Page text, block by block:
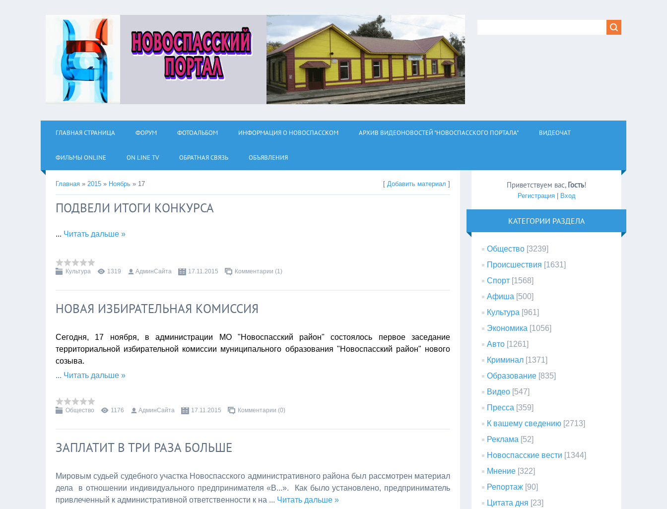
ГЛАВНАЯ СТРАНИЦА ФОРУМ ФОТОАЛЬБОМ ИНФОРМАЦИЯ О НОВОСПАССКОМ АРХИВ ВИДЕОНОВОСТЕЙ "НОВОСПАССКОГО ПОРТАЛА" ВИДЕОЧАТ
ФИЛЬМЫ ОNLINE ON LINE TV ОБРАТНАЯ СВЯЗЬ ОБЪЯВЛЕНИЯ
Главная » 2015 » Ноябрь » 17 [Добавить материал ]
ПОДВЕЛИ ИТОГИ КОНКУРСА
... Читать дальше »
Культура 1319 АдминСайта 17.11.2015 Комментарии (1)
НОВАЯ ИЗБИРАТЕЛЬНАЯ КОМИССИЯ
Сегодня, 17 ноября, в администрации МО "Новоспасский район" состоялось первое заседание
территориальной избирательной комиссии муниципального образования "Новоспасский район" нового
созыва.
... Читать дальше »
Общество 1176 АдминСайта 17.11.2015 Комментарии (0)
ЗАПЛАТИТ В ТРИ РАЗА БОЛЬШЕ
Мировым судьей судебного участка Новоспасского административного района был рассмотрен материал
дела в отношении индивидуального предпринимателя «В...». Как было установлено, предприниматель
привлеченный к административной ответственности к на ... Читать дальше »
Приветствуем вас, Гость!
Регистрация| Вход
КАТЕГОРИИ РАЗДЕЛА
Общество [3239]
Происшествия [1631]
Спорт [1568]
Афиша [500]
Культура [961]
Экономика [1056]
Авто [1261]
Криминал [1371]
Образование [835]
Видео [547]
Пресса [359]
К вашему сведению [2713]
Реклама [52]
Новоспасские вести [1344]
Мнение [322]
Репортаж [90]
Цитата дня [23]